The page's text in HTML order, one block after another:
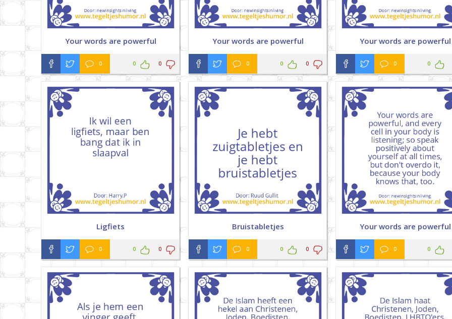
Your words are powerful
0 0 0
Your words are powerful
0 0 0
Your words are powerful
0 0
Ligfiets
0 0 0
Bruistabletjes
0 0 0
Your words are powerful
0 0